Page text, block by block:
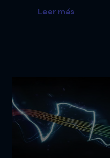
Leer más